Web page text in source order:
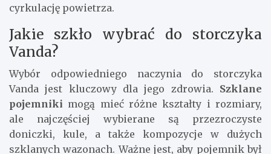
cyrkulację powietrza.
Jakie szkło wybrać do storczyka
Vanda?
Wybór odpowiedniego naczynia do storczyka
Vanda jest kluczowy dla jego zdrowia. Szklane
pojemniki mogą mieć różne kształty i rozmiary,
ale najczęściej wybierane są przezroczyste
doniczki, kule, a także kompozycje w dużych
szklanych wazonach. Ważne jest, aby pojemnik był